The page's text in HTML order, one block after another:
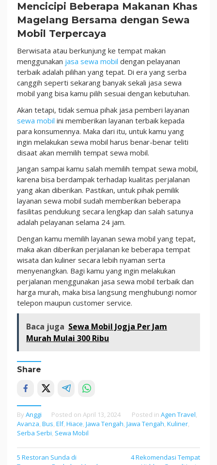
Mencicipi Beberapa Makanan Khas
Magelang Bersama dengan Sewa
Mobil Terpercaya
Berwisata atau berkunjung ke tempat makan
menggunakan jasa sewa mobil dengan pelayanan
terbaik adalah pilihan yang tepat. Di era yang serba
canggih seperti sekarang banyak sekali jasa sewa
mobil yang bisa kamu pilih sesuai dengan kebutuhan.
Akan tetapi, tidak semua pihak jasa pemberi layanan
sewa mobil ini memberikan layanan terbaik kepada
para konsumennya. Maka dari itu, untuk kamu yang
ingin melakukan sewa mobil harus benar-benar teliti
disaat akan memilih tempat sewa mobil.
Jangan sampai kamu salah memilih tempat sewa mobil,
karena bisa berdampak terhadap kualitas perjalanan
yang akan diberikan. Pastikan, untuk pihak pemilik
layanan sewa mobil sudah memberikan beberapa
fasilitas pendukung secara lengkap dan salah satunya
adalah pelayanan selama 24 jam.
Dengan kamu memilih layanan sewa mobil yang tepat,
maka akan diberikan perjalanan ke beberapa tempat
wisata dan kuliner secara lebih nyaman serta
menyenangkan. Bagi kamu yang ingin melakukan
perjalanan menggunakan jasa sewa mobil terbaik dan
harga murah, maka bisa langsung menghubungi nomor
telepon maupun customer service.
Baca juga Sewa Mobil Jogja Per Jam
Murah Mulai 300 Ribu
Share
By Anggi Posted on April 13, 2024 Posted in Agen Travel,
Avanza, Bus, Elf, Hiace, Jawa Tengah, Jawa Tengah, Kuliner,
Serba Serbi, Sewa Mobil
Post
5 Restoran Sunda di
4 Rekomendasi Tempat